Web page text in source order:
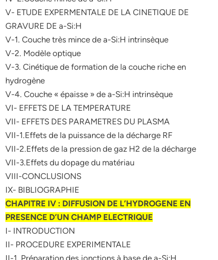
V- ETUDE EXPERMENTALE DE LA CINETIQUE DE
GRAVURE DE a-Si:H
V-1. Couche très mince de a-Si:H intrinsèque
V-2. Modèle optique
V-3. Cinétique de formation de la couche riche en
hydrogène
V-4. Couche « épaisse » de a-Si:H intrinsèque
VI- EFFETS DE LA TEMPERATURE
VII- EFFETS DES PARAMETRES DU PLASMA
VII-1.Effets de la puissance de la décharge RF
VII-2.Effets de la pression de gaz H2 de la décharge
VII-3.Effets du dopage du matériau
VIII-CONCLUSIONS
IX- BIBLIOGRAPHIE
CHAPITRE IV : DIFFUSION DE L’HYDROGENE EN
PRESENCE D’UN CHAMP ELECTRIQUE
I- INTRODUCTION
II- PROCEDURE EXPERIMENTALE
II-1. Préparation des jonctions à base de a-Si:H